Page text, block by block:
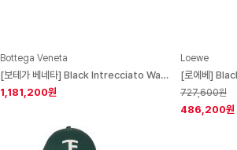
Bottega Veneta
[보테가 베네타] Black Intrecciato Watch Belt 242798M131000
1,181,200원
Loewe
727,600원
486,200원